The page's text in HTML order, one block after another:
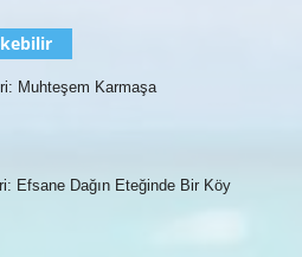
Muhteşem Karmaşa
Efsane Dağın Eteğinde Bir Köy